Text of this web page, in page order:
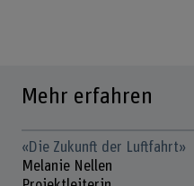
Mehr erfahren
«Die Zukunft der Luftfahrt»
Melanie Nellen